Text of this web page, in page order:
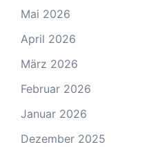
Mai 2026
April 2026
März 2026
Februar 2026
Januar 2026
Dezember 2025